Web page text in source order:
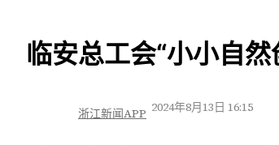
临安总工会“小小自
浙江新闻APP 2024年8月13日 16:15